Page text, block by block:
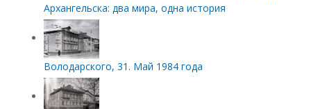
Архангельска: два мира, одна история
Володарского, 31. Май 1984 года